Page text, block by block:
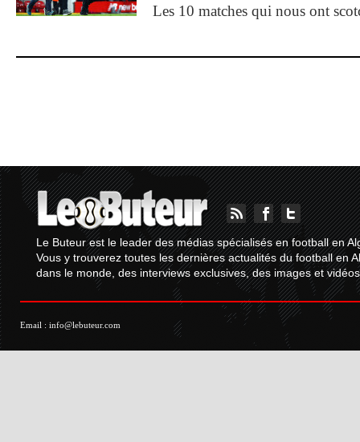
Les 10 matches qui nous ont
Le Buteur est le leader des médias spécialisés en football en
Vous y trouverez toutes les dernières actualités du football en
dans le monde, des interviews exclusives, des images et
Email : info@lebuteur.com